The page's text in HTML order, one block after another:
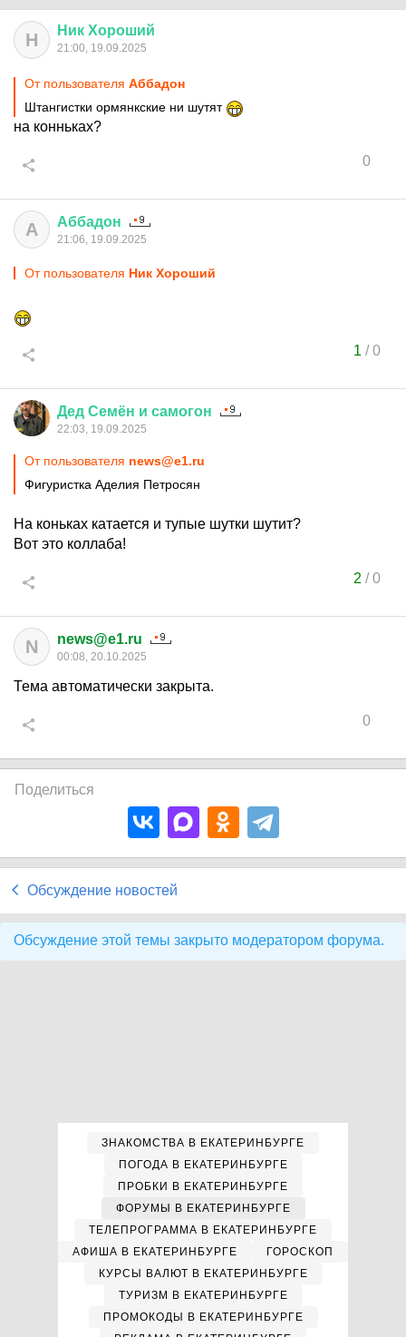
Н Ник Хороший
21:00, 19.09.2025
От пользователя Аббадон
Штангистки ормянкские ни шутят
на конньках?
0
А Аббадон
21:06, 19.09.2025
От пользователя Ник Хороший
1 /0
Дед Семён и самогон
22:03, 19.09.2025
От пользователя news@e1.ru
Фигуристка Аделия Петросян
На коньках катается и тупые шутки шутит?
Вот это коллаба!
2 /0
N news@e1.ru
00:08, 20.10.2025
Тема автоматически закрыта.
0
Поделиться
Обсуждение новостей
Обсуждение этой темы закрыто модератором форума.
ЗНАКОМСТВА В ЕКАТЕРИНБУРГЕ
ПОГОДА В ЕКАТЕРИНБУРГЕ
ПРОБКИ В ЕКАТЕРИНБУРГЕ
ФОРУМЫ В ЕКАТЕРИНБУРГЕ
ТЕЛЕПРОГРАММА В ЕКАТЕРИНБУРГЕ
АФИША В ЕКАТЕРИНБУРГЕ
ГОРОСКОП
КУРСЫ ВАЛЮТ В ЕКАТЕРИНБУРГЕ
ТУРИЗМ В ЕКАТЕРИНБУРГЕ
ПРОМОКОДЫ В ЕКАТЕРИНБУРГЕ